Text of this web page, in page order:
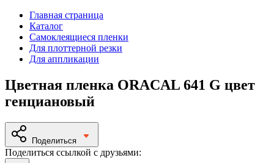
Главная страница
Каталог
Самоклеящиеся пленки
Для плоттерной резки
Для аппликации
Цветная пленка ORACAL 641 G цвет
генциановый
Поделиться
Поделиться ссылкой с друзьями: